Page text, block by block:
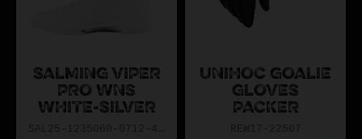
SALMING VIPER
PRO WNS
WHITE-SILVER
UNIHOC GOALIE
GLOVES
PACKER